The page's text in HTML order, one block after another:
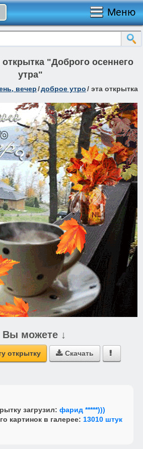
Меню
"Доброго осеннего
утра"
вечер/доброе утро/ эта открытка
Вы можете ↓
открытку  Скачать 
загрузил: фарид *****)))
картинок в галерее: 13010 штук